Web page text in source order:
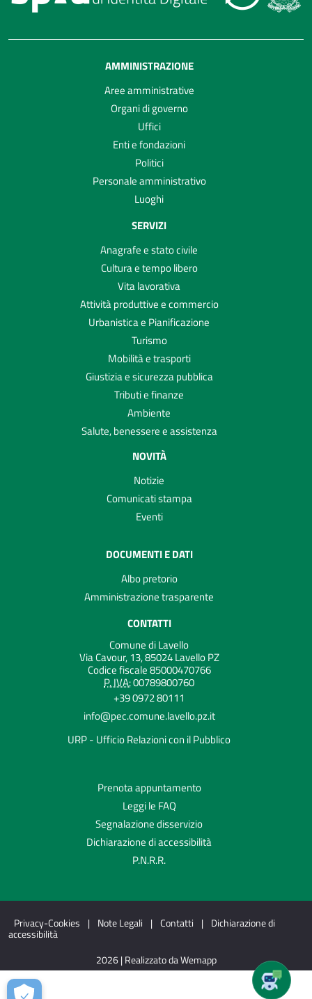
AMMINISTRAZIONE
Aree amministrative
Organi di governo
Uffici
Enti e fondazioni
Politici
Personale amministrativo
Luoghi
SERVIZI
Anagrafe e stato civile
Cultura e tempo libero
Vita lavorativa
Attività produttive e commercio
Urbanistica e Pianificazione
Turismo
Mobilità e trasporti
Giustizia e sicurezza pubblica
Tributi e finanze
Ambiente
Salute, benessere e assistenza
NOVITÀ
Notizie
Comunicati stampa
Eventi
DOCUMENTI E DATI
Albo pretorio
Amministrazione trasparente
CONTATTI
Comune di Lavello
Via Cavour, 13, 85024 Lavello PZ
Codice fiscale 85000470766
P. IVA:00789800760
+39 0972 80111
info@pec.comune.lavello.pz.it
URP - Ufficio Relazioni con il Pubblico
Prenota appuntamento
Leggi le FAQ
Segnalazione disservizio
Dichiarazione di accessibilità
P.N.R.R.
Privacy-Cookies | Note Legali | Contatti | Dichiarazione di
accessibilità
2026 | Realizzato da Wemapp